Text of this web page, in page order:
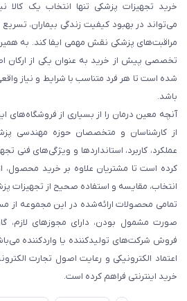
خرید تجهیزات پزشکی تنها انتخاب یک
می‌تواند در بهبود کیفیت زندگی بیماران،
مراقبت‌های پزشکی نقش مهمی ایفا کند. به
تخصصی پیش از خرید به عنوان یکی از ارکان
شده است تا هر فرد متناسب با شرایط و نیاز
باشد.
آنچه معین درمان را از بسیاری از فروشگاه‌های
از کارشناسان و متخصصان حوزه مهندسی
عملکرد، کاربرد، استانداردها و ویژگی‌های فنی
کرده است تا مشتریان علاوه بر خرید محصول،
انتخاب، مقایسه و استفاده صحیح از تجهیزات
تمامی محصولات ارائه‌شده در این مجموعه از
صورت مشمول بودن، دارای مجوزهای لازم،
فروش شرکت‌های تولیدکننده یا واردکننده
اعتماد الکترونیکی و رعایت اصول تجارت
خرید اینترنتی فراهم کرده است.